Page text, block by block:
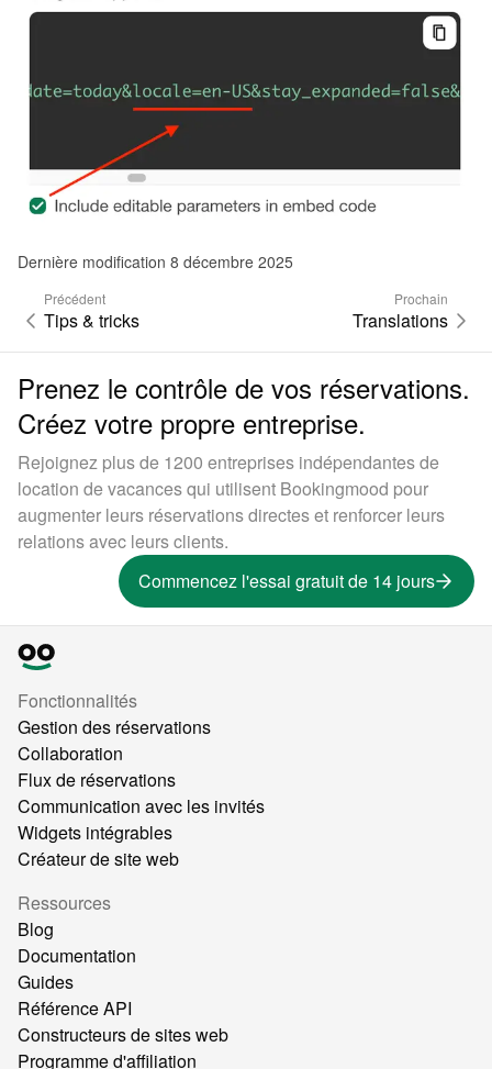
Dernière modification 8 décembre 2025
Précédent
Tips & tricks
Prochain
Translations
Prenez le contrôle de vos réservations.
Créez votre propre entreprise.
Rejoignez plus de 1200 entreprises indépendantes de
location de vacances qui utilisent Bookingmood pour
augmenter leurs réservations directes et renforcer leurs
relations avec leurs clients.
Commencez l'essai gratuit de 14 jours
Fonctionnalités
Gestion des réservations
Collaboration
Flux de réservations
Communication avec les invités
Widgets intégrables
Créateur de site web
Ressources
Blog
Documentation
Guides
Référence API
Constructeurs de sites web
Programme d'affiliation